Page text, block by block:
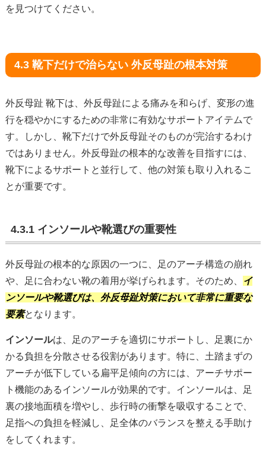
を見つけてください。
4.3 靴下だけで治らない 外反母趾の根本対策
外反母趾 靴下は、外反母趾による痛みを和らげ、変形の進
行を穏やかにするための非常に有効なサポートアイテムで
す。しかし、靴下だけで外反母趾そのものが完治するわけ
ではありません。外反母趾の根本的な改善を目指すには、
靴下によるサポートと並行して、他の対策も取り入れるこ
とが重要です。
4.3.1 インソールや靴選びの重要性
外反母趾の根本的な原因の一つに、足のアーチ構造の崩れ
や、足に合わない靴の着用が挙げられます。そのため、
イ
ンソールや靴選びは、外反母趾対策において非常に重要な
要素となります。
インソールは、足のアーチを適切にサポートし、足裏にか
かる負担を分散させる役割があります。特に、土踏まずの
アーチが低下している扁平足傾向の方には、アーチサポー
ト機能のあるインソールが効果的です。インソールは、足
裏の接地面積を増やし、歩行時の衝撃を吸収することで、
足指への負担を軽減し、足全体のバランスを整える手助け
をしてくれます。